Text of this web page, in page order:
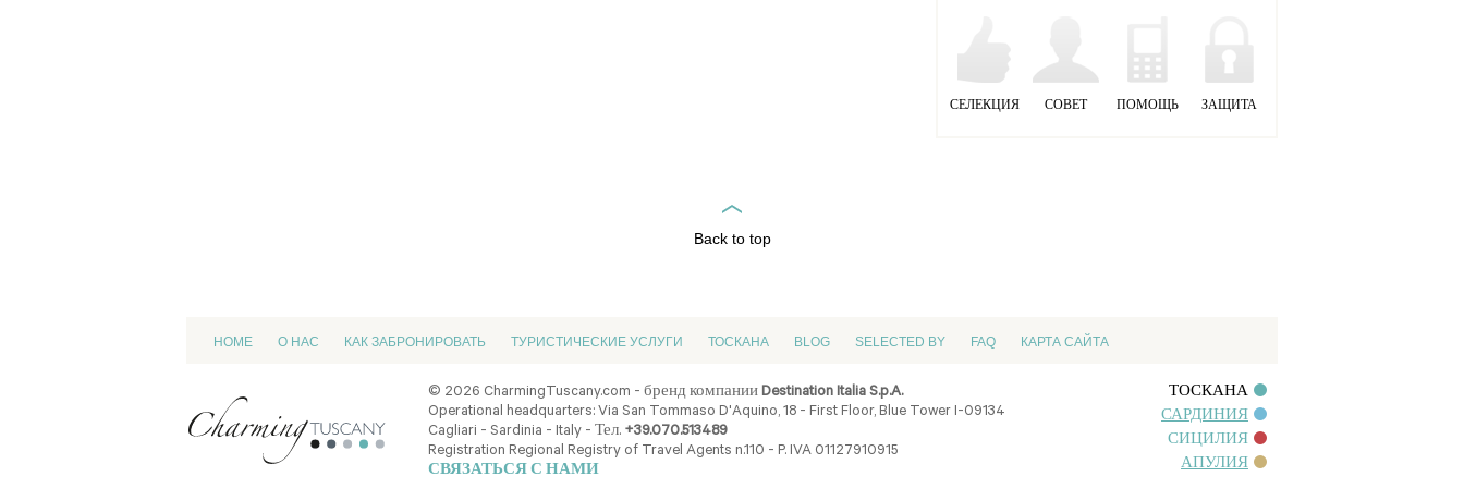
СЕЛЕКЦИЯ СОВЕТ ПОМОЩЬ ЗАЩИТА
Back to top
HOME О НАС КАК ЗАБРОНИРОВАТЬ ТУРИСТИЧЕСКИЕ УСЛУГИ ТОСКАНА BLOG SELECTED BY FAQ КАРТА САЙТА
© 2026 CharmingTuscany.com - бренд компанииDestination Italia S.p.A.
Operational headquarters: Via San Tommaso D'Aquino, 18 - First Floor, Blue Tower I-09134
Cagliari - Sardinia - Italy - Тел. +39.070.513489
Registration Regional Registry of Travel Agents n.110 - P. IVA 01127910915
СВЯЗАТЬСЯ С НАМИ
ТОСКАНА
САРДИНИЯ
СИЦИЛИЯ
АПУЛИЯ